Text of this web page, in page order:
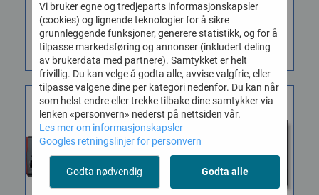
KJØP KJØP
Vi bruker egne og tredjeparts informasjonskapsler
(cookies) og lignende teknologier for å sikre
grunnleggende funksjoner, generere statistikk, og for å
tilpasse markedsføring og annonser (inkludert deling
av brukerdata med partnere). Samtykket er helt
frivillig. Du kan velge å godta alle, avvise valgfrie, eller
tilpasse valgene dine per kategori nedenfor. Du kan når
som helst endre eller trekke tilbake dine samtykker via
lenken «personvern» nederst på nettsiden vår.
Les mer om informasjonskapsler
Googles retningslinjer for personvern
Godta nødvendig Godta alle